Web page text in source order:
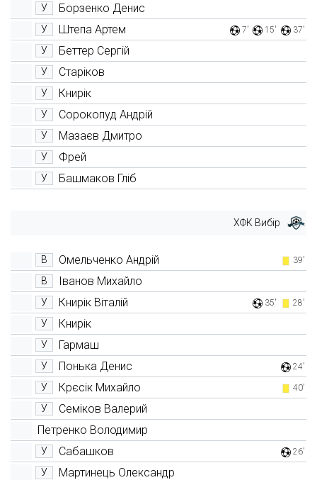
У Борзенко Денис
У Штепа Артем 7' 15' 37'
У Беттер Сергій
У Старіков
У Книрік
У Сорокопуд Андрій
У Мазаєв Дмитро
У Фрей
У Башмаков Гліб
ХФК Вибір
В Омельченко Андрій 39'
В Іванов Михайло
У Книрік Віталій 35' 28'
У Книрік
У Гармаш
У Понька Денис 24'
У Крєсік Михайло 40'
У
Семіков Валерий
Петренко Володимир
У Сабашков 26'
У Мартинець Олександр